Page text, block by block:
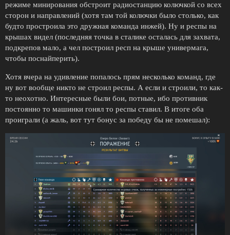
режиме минирования обстроит радиостанцию колючкой со всех
сторон и направлений (хотя там той колючки было столько, как
будто простроила это дружная команда инжей). Ну и респы на
крышах видел (последняя точка в сталике осталась для захвата,
подкрепов мало, а чел построил респ на крыше универмага,
чтобы поснайперить).
Хотя вчера на удивление попалось прям несколько команд, где
ну вот вообще никто не строил респы. А если и строили, то как-
то неохотно. Интересные были бои, потные, ибо противник
постоянно то машинки гонял то респы ставил. В итоге оба
проиграли (а жаль, вот тут бонус за победу бы не помешал):